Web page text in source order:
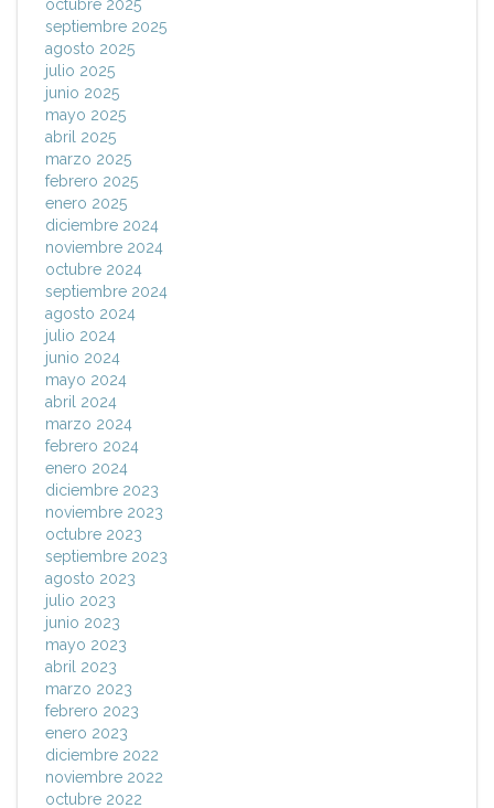
octubre 2025
septiembre 2025
agosto 2025
julio 2025
junio 2025
mayo 2025
abril 2025
marzo 2025
febrero 2025
enero 2025
diciembre 2024
noviembre 2024
octubre 2024
septiembre 2024
agosto 2024
julio 2024
junio 2024
mayo 2024
abril 2024
marzo 2024
febrero 2024
enero 2024
diciembre 2023
noviembre 2023
octubre 2023
septiembre 2023
agosto 2023
julio 2023
junio 2023
mayo 2023
abril 2023
marzo 2023
febrero 2023
enero 2023
diciembre 2022
noviembre 2022
octubre 2022